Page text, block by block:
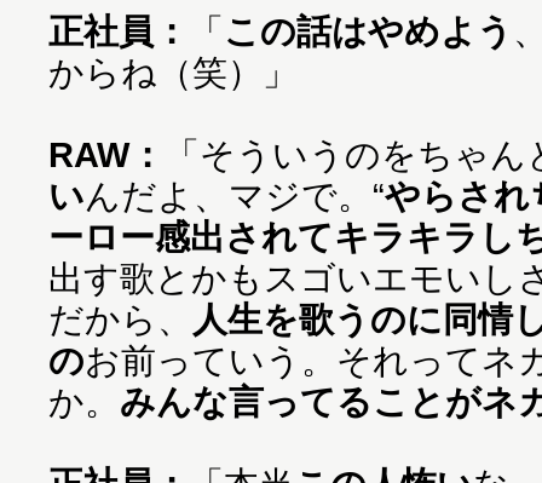
正社員： 「この話はやめよう
からね（笑）」
RAW：
「そういうのをちゃん
いんだよ、マジで。“やらされ
ーロー感出されてキラキラし
出す歌とかもスゴいエモいし
だから、
人生を歌うのに同情
のお前っていう。それってネ
か。 みんな言ってることがネ